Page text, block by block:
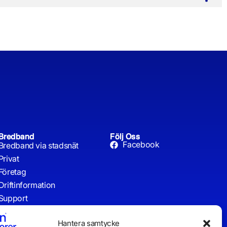
Hantera samtycke
via stadsnät
Frågor
Daladatorer
Följ Oss
Facebook